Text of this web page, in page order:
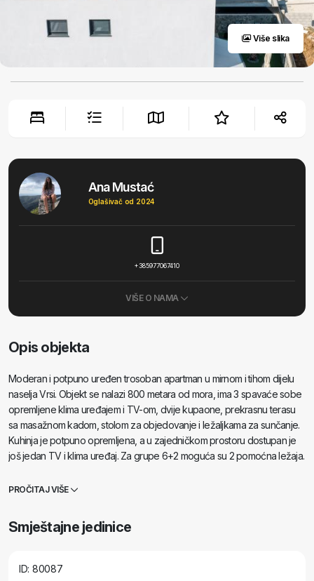
Više slika
Ana Mustać
Oglašivač od 2024
+385977067410
VIŠE O NAMA
Opis objekta
Moderan i potpuno uređen trosoban apartman u mirnom i tihom dijelu
naselja Vrsi. Objekt se nalazi 800 metara od mora, ima 3 spavaće sobe
opremljene klima uređajem i TV-om, dvije kupaone, prekrasnu terasu
sa masažnom kadom, stolom za objedovanje i ležaljkama za sunčanje.
Kuhinja je potpuno opremljena, a u zajedničkom prostoru dostupan je
još jedan TV i klima uređaj. Za grupe 6+2 moguća su 2 pomoćna ležaja.
PROČITAJ VIŠE
Smještajne jedinice
ID: 80087